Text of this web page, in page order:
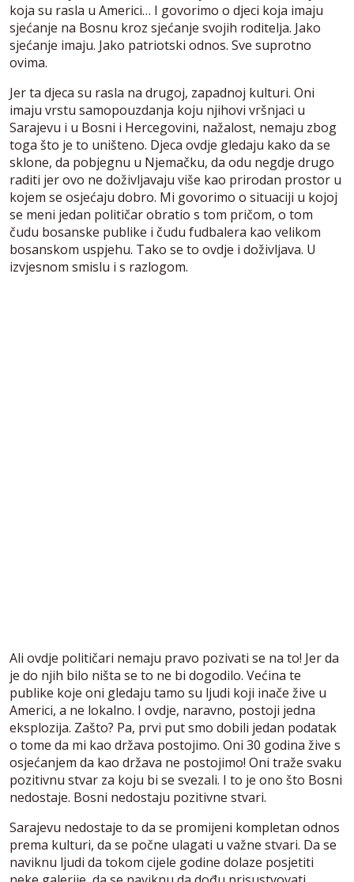
koja su rasla u Americi… I govorimo o djeci koja imaju
sjećanje na Bosnu kroz sjećanje svojih roditelja. Jako
sjećanje imaju. Jako patriotski odnos. Sve suprotno
ovima.
Jer ta djeca su rasla na drugoj, zapadnoj kulturi. Oni
imaju vrstu samopouzdanja koju njihovi vršnjaci u
Sarajevu i u Bosni i Hercegovini, nažalost, nemaju zbog
toga što je to uništeno. Djeca ovdje gledaju kako da se
sklone, da pobjegnu u Njemačku, da odu negdje drugo
raditi jer ovo ne doživljavaju više kao prirodan prostor u
kojem se osjećaju dobro. Mi govorimo o situaciji u kojoj
se meni jedan političar obratio s tom pričom, o tom
čudu bosanske publike i čudu fudbalera kao velikom
bosanskom uspjehu. Tako se to ovdje i doživljava. U
izvjesnom smislu i s razlogom.
Ali ovdje političari nemaju pravo pozivati se na to! Jer da
je do njih bilo ništa se to ne bi dogodilo. Većina te
publike koje oni gledaju tamo su ljudi koji inače žive u
Americi, a ne lokalno. I ovdje, naravno, postoji jedna
eksplozija. Zašto? Pa, prvi put smo dobili jedan podatak
o tome da mi kao država postojimo. Oni 30 godina žive s
osjećanjem da kao država ne postojimo! Oni traže svaku
pozitivnu stvar za koju bi se svezali. I to je ono što Bosni
nedostaje. Bosni nedostaju pozitivne stvari.
Sarajevu nedostaje to da se promijeni kompletan odnos
prema kulturi, da se počne ulagati u važne stvari. Da se
naviknu ljudi da tokom cijele godine dolaze posjetiti